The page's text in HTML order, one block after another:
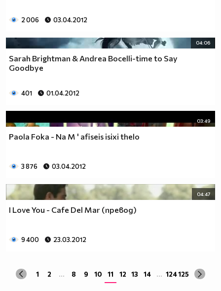
2 006 03.04.2012
04:06
Sarah Brightman & Andrea Bocelli-time to Say
Goodbye
401 01.04.2012
03:49
Paola Foka - Na М ' afiseis isixi thelo
3 876 03.04.2012
04:47
I Love You - Cafe Del Mar (превод)
9 400 23.03.2012
1 2 ... 8 9 10 11 12 13 14 ... 124125